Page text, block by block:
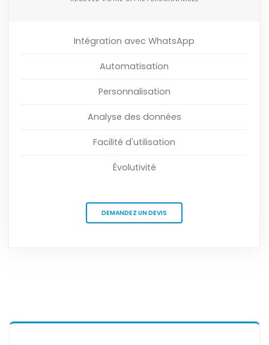
Intégration avec WhatsApp
Automatisation
Personnalisation
Analyse des données
Facilité d'utilisation
Évolutivité
DEMANDEZ UN DEVIS